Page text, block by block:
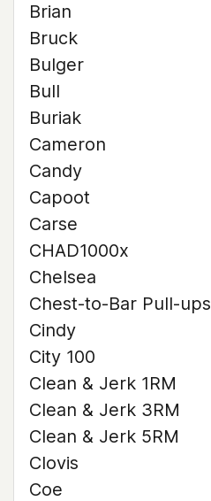
Brian
Bruck
Bulger
Bull
Buriak
Cameron
Candy
Capoot
Carse
CHAD1000x
Chelsea
Chest-to-Bar Pull-ups
Cindy
City 100
Clean & Jerk 1RM
Clean & Jerk 3RM
Clean & Jerk 5RM
Clovis
Coe